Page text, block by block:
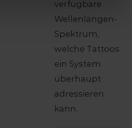
verfügbare
Wellenlängen-
Spektrum,
welche Tattoos
ein System
überhaupt
adressieren
kann.